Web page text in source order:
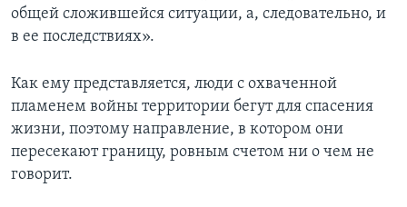
общей сложившейся ситуации, а, следовательно, и
в ее последствиях».
Как ему представляется, люди с охваченной
пламенем войны территории бегут для спасения
жизни, поэтому направление, в котором они
пересекают границу, ровным счетом ни о чем не
говорит.